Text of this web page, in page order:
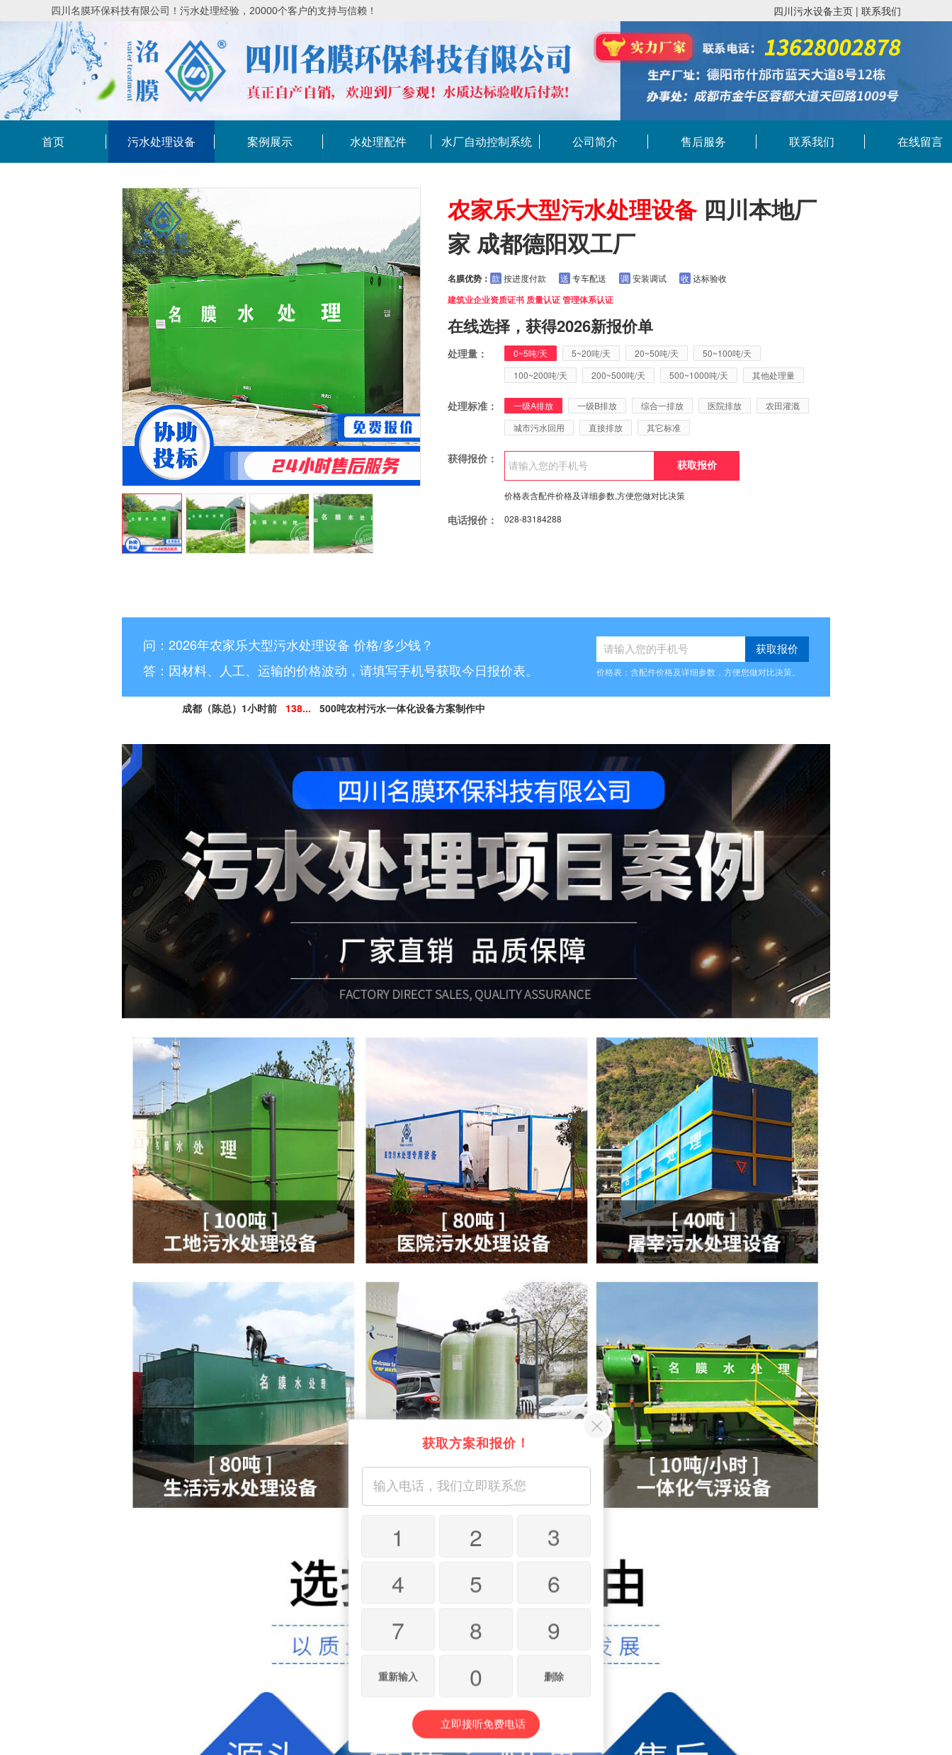
四川名膜环保科技有限公司！污水处理经验，20000个客户的支持与信赖！ 四川污水设备主页 | 联系我们
首页 污水处理设备 案例展示 水处理配件 水厂自动控制系统 公司简介 售后服务 联系我们 在线留言
农家乐大型污水处理设备 四川本地厂
家 成都德阳双工厂
名膜优势： 款 按进度付款 送 专车配送 调 安装调试 收 达标验收
建筑业企业资质证书 质量认证 管理体系认证
在线选择，获得2026新报价单
处理量： 0~5吨/天 5~20吨/天 20~50吨/天
50~100吨/天
100~200吨/天
200~500吨/天 500~1000吨/天 其他处理量
处理标准： 一级A排放 一级B排放 综合一排放 医院排放
农田灌溉
城市污水回用
直接排放 其它标准
获得报价：
价格表含配件价格及详细参数,方便您做对比决策
电话报价： 028-83184288
问：2026年农家乐大型污水处理设备 价格/多少钱？
答：因材料、人工、运输的价格波动，请填写手机号获取今日报价表。
价格表：含配件价格及详细参数，方便您做对比决策。
成都（陈总）1小时前 138...
500吨农村污水一体化设备方案制作中
182...
70吨气浮机产品参数表已发送
阿坝州（杨经理）30分钟前 136... 5吨小型污水处理设备合同已签订
凉山州（李经理）2个小时前
30吨医疗污水处理设备咨询已完成
155... 1000吨污水处理厂咨询已完成
资阳（范女士）1天前 138... 10吨豆制品污水一体化设备已发货
乐山（马总）15分钟前
152...
50吨养猪污水处理报价表已发送
成都（吴经理）1天前 159... 100吨脱硫污水处理设备报价单已发送
泸州（朱经理）5天前
获取方案和报价！
1 2
3
4
5
6
7
8 9
重新输入 0 删除
立即接听免费电话